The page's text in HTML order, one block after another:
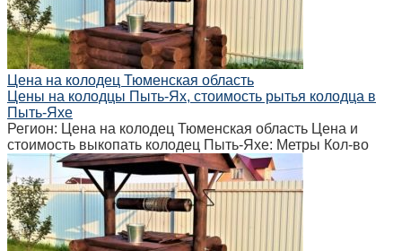
Цена на колодец Тюменская область
Цены на колодцы Пыть-Ях, стоимость рытья колодца в
Пыть-Яхе
Регион: Цена на колодец Тюменская область Цена и
стоимость выкопать колодец Пыть-Яхе: Метры Кол-во